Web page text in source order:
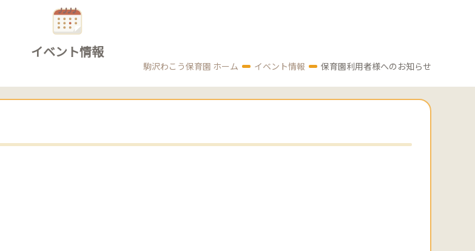
イベント情報
駒沢わこう保育園 ホーム イベント情報 保育園利用者様へのお知らせ